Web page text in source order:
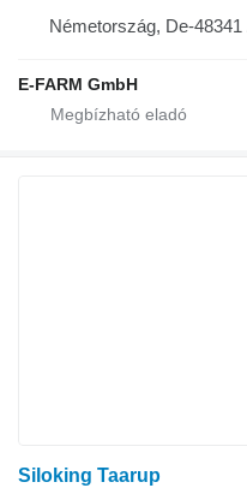
Németország, De-48341
E-FARM GmbH
Siloking Taarup